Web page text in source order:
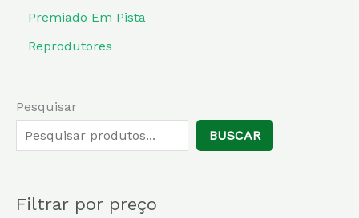
Premiado Em Pista
Reprodutores
Pesquisar
BUSCAR
Filtrar por preço